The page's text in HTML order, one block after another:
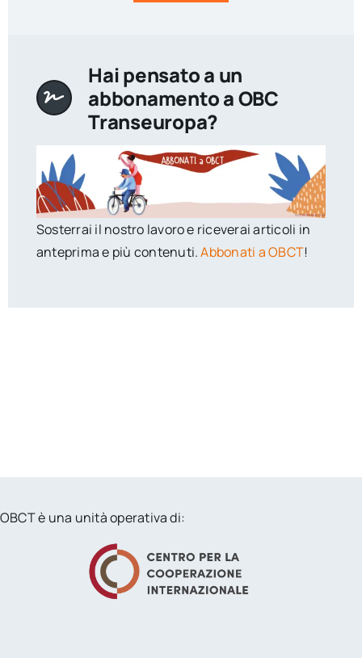
Hai pensato a un
abbonamento a OBC
Transeuropa?
Sosterrai il nostro lavoro e riceverai articoli in
anteprima e più contenuti.Abbonati a OBCT!
OBCT è una unità operativa di: